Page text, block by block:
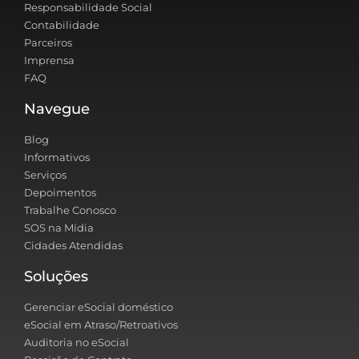
Responsabilidade Social
Contabilidade
Parceiros
Imprensa
FAQ
Navegue
Blog
Informativos
Serviços
Depoimentos
Trabalhe Conosco
SOS na Mídia
Cidades Atendidas
Soluções
Gerenciar eSocial doméstico
eSocial em Atraso/Retroativos
Auditoria no eSocial